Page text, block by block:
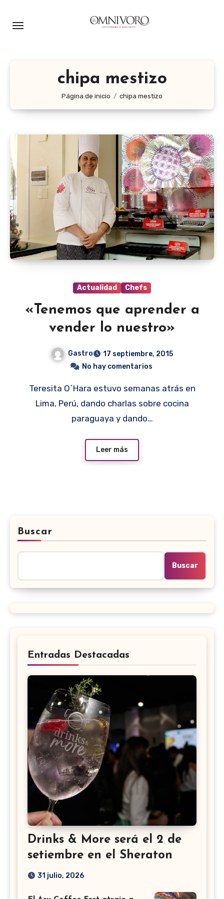
chipa mestizo
Página de inicio chipa mestizo
Actualidad Chefs
«Tenemos que aprender a
vender lo nuestro»
Gastro
17 septiembre, 2015
No hay comentarios
Teresita O´Hara estuvo semanas atrás en
Lima, Perú, dando charlas sobre cocina
paraguaya y dando…
Leer más
Buscar
Buscar
Entradas Destacadas
Drinks & More será el 2 de
setiembre en el Sheraton
31 julio, 2026